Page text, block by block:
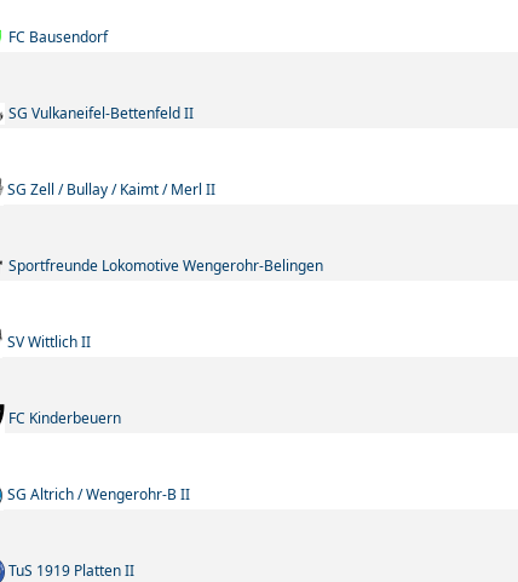
FC Bausendorf
SG Vulkaneifel-Bettenfeld II
SG Zell / Bullay / Kaimt / Merl II
Sportfreunde Lokomotive Wengerohr-Belingen
SV Wittlich II
FC Kinderbeuern
SG Altrich / Wengerohr-B II
TuS 1919 Platten II